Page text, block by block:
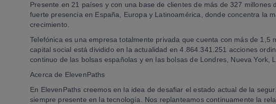
Presente en 21 países y con una base de clientes de más de 327 millones
fuerte presencia en España, Europa y Latinoamérica, donde concentra la
crecimiento.
Telefónica es una empresa totalmente privada que cuenta con más de 1,5
capital social está dividido en la actualidad en 4.864.341.251 acciones
continuo de las bolsas españolas y en las bolsas de Londres, Nueva York,
Acerca de ElevenPaths
En ElevenPaths creemos en la idea de desafiar el estado actual de la
siempre presente en la tecnología. Nos replanteamos continuamente la